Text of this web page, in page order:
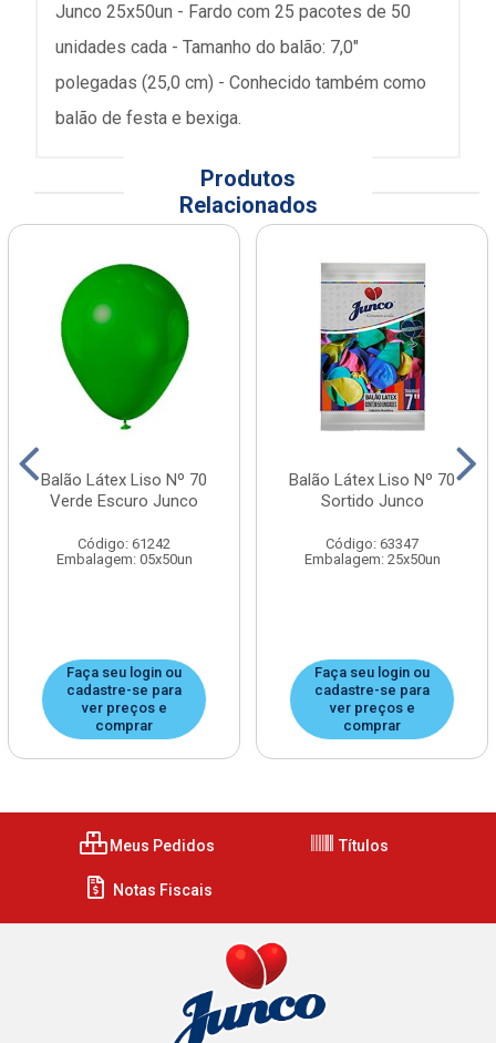
Junco 25x50un - Fardo com 25 pacotes de 50
unidades cada - Tamanho do balão: 7,0"
polegadas (25,0 cm) - Conhecido também como
balão de festa e bexiga.
Produtos
Relacionados
Balão Látex Liso Nº 70
Verde Escuro Junco
Código: 61242
Embalagem: 05x50un
Faça seu login ou
cadastre-se para
ver preços e
comprar
Balão Látex Liso Nº 70
Sortido Junco
Código: 63347
Embalagem: 25x50un
Faça seu login ou
cadastre-se para
ver preços e
comprar
Meus Pedidos Títulos
Notas Fiscais